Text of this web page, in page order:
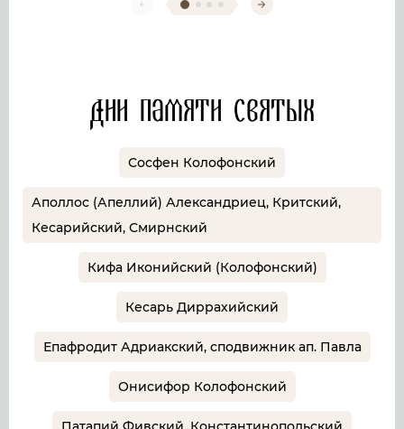
Дни памяти святых
Сосфен Колофонский
Аполлос (Апеллий) Александриец, Критский,
Кесарийский, Смирнский
Кифа Иконийский (Колофонский)
Кесарь Диррахийский
Епафродит Адриакский, сподвижник ап. Павла
Онисифор Колофонский